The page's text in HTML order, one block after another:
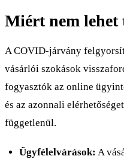
Miért nem lehet
A COVID-járvány
vásárlói szokások
fogyasztók az online
és az azonnali
függetlenül.
Ügyfélelvárások: A